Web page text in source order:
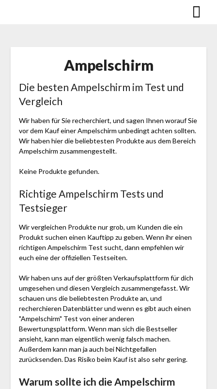
Ampelschirm
Die besten Ampelschirm im Test und
Vergleich
Wir haben für Sie recherchiert, und sagen Ihnen worauf Sie
vor dem Kauf einer Ampelschirm unbedingt achten sollten.
Wir haben hier die beliebtesten Produkte aus dem Bereich
Ampelschirm zusammengestellt.
Keine Produkte gefunden.
Richtige Ampelschirm Tests und
Testsieger
Wir vergleichen Produkte nur grob, um Kunden die ein
Produkt suchen einen Kauftipp zu geben. Wenn ihr einen
richtigen Ampelschirm Test sucht, dann empfehlen wir
euch eine der offiziellen Testseiten.
Wir haben uns auf der größten Verkaufsplattform für dich
umgesehen und diesen Vergleich zusammengefasst. Wir
schauen uns die beliebtesten Produkte an, und
recherchieren Datenblätter und wenn es gibt auch einen
"Ampelschirm" Test von einer anderen
Bewertungsplattform. Wenn man sich die Bestseller
ansieht, kann man eigentlich wenig falsch machen.
Außerdem kann man ja auch bei Nichtgefallen
zurücksenden. Das Risiko beim Kauf ist also sehr gering.
Warum sollte ich die Ampelschirm